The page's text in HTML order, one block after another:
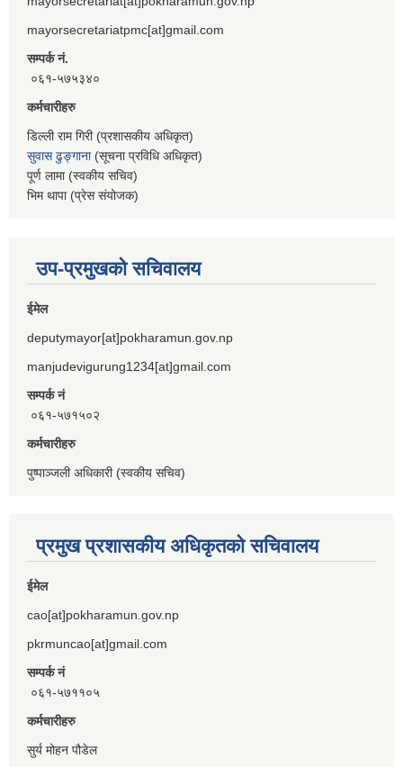
mayorsecretariatpmc[at]gmail.com
सम्पर्क नं.
०६१-५७५३४०
कर्मचारीहरु
डिल्ली राम गिरी (प्रशासकीय अधिकृत)
सुवास ढुङ्गाना(सूचना प्रविधि अधिकृत)
पूर्ण लामा (स्वकीय सचिव)
भिम थापा (प्रेस संयोजक)
उप-प्रमुखको सचिवालय
ईमेल
deputymayor[at]pokharamun.gov.np
manjudevigurung1234[at]gmail.com
सम्पर्क नं
०६१-५७१५०२
कर्मचारीहरु
पुष्पाञ्जली अधिकारी (स्वकीय सचिव)
प्रमुख प्रशासकीय अधिकृतको सचिवालय
ईमेल
cao[at]pokharamun.gov.np
pkrmuncao[at]gmail.com
सम्पर्क नं
०६१-५७११०५
कर्मचारीहरु
सुर्य मोहन पौडेल